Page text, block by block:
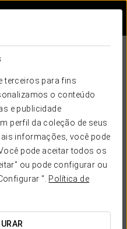
terceiros para fins
o conteúdo
e publicidade
perfil da coleção de seus
informações, você pode
pode aceitar todos os
ou pode configurar ou
". Política de
COMPANY
